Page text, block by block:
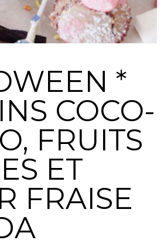
*
COCO-
FRUITS
ET
FRAISE